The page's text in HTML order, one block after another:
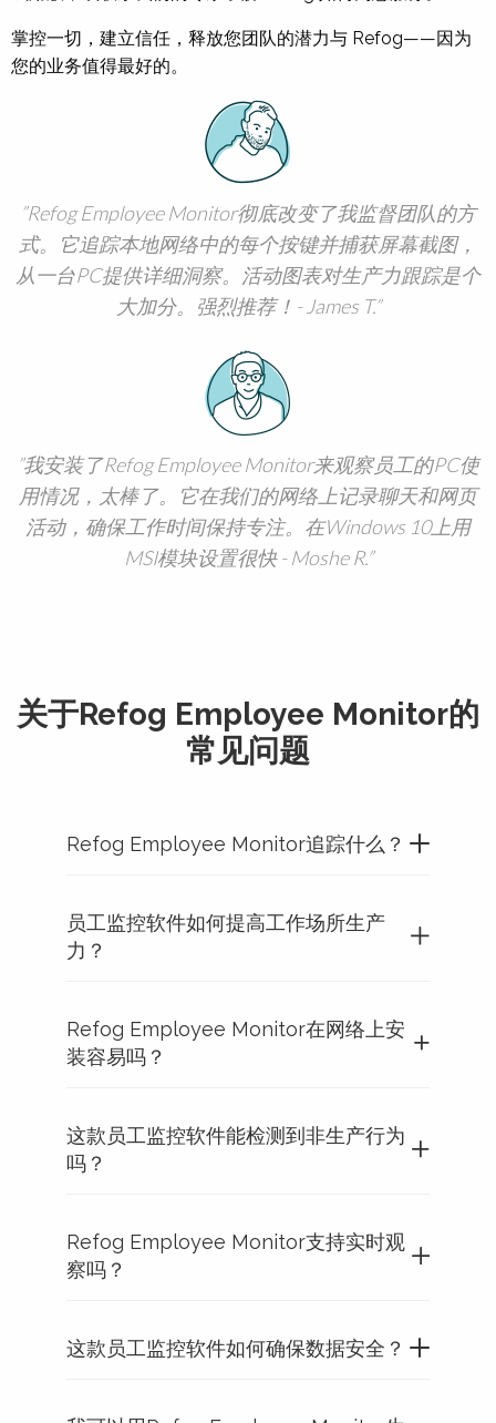
掌控一切，建立信任，释放您团队的潜力与 Refog——因为
您的业务值得最好的。
Refog Employee Monitor彻底改变了我监督团队的方
式。它追踪本地网络中的每个按键并捕获屏幕截图，
从一台PC提供详细洞察。活动图表对生产力跟踪是个
大加分。强烈推荐！- James T.
我安装了Refog Employee Monitor来观察员工的PC使
用情况，太棒了。它在我们的网络上记录聊天和网页
活动，确保工作时间保持专注。在Windows 10上用
MSI模块设置很快 - Moshe R.
关于Refog Employee Monitor的
常见问题
Refog Employee Monitor追踪什么？
员工监控软件如何提高工作场所生产
力？
Refog Employee Monitor在网络上安
装容易吗？
这款员工监控软件能检测到非生产行为
吗？
Refog Employee Monitor支持实时观
察吗？
这款员工监控软件如何确保数据安全？